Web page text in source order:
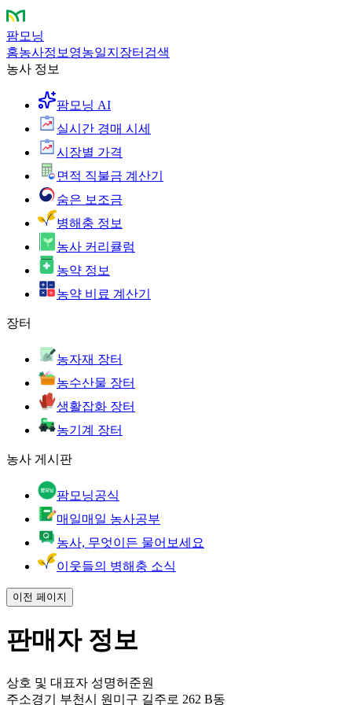
팜모닝
홈농사정보 영농일지 장터 검색
농사 정보
팜모닝 AI
실시간 경매 시세
시장별 가격
면적 직불금 계산기
숨은 보조금
병해충 정보
농사 커리큘럼
농약 정보
농약 비료 계산기
장터
농자재 장터
농수산물 장터
생활잡화 장터
농기계 장터
농사 게시판
팜모닝공식
매일매일 농사공부
농사, 무엇이든 물어보세요
이웃들의 병해충 소식
이전 페이지
판매자 정보
상호 및 대표자 성명허준원
주소경기 부천시 원미구 길주로 262 B동